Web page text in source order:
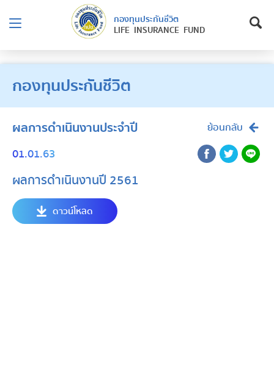
กองทุนประกันชีวิต
LIFE INSURANCE FUND
กองทุนประกันชีวิต
ผลการดำเนินงานประจำปี ย้อนกลับ
01.01.63
ผลการดำเนินงานปี 2561
ดาวน์โหลด